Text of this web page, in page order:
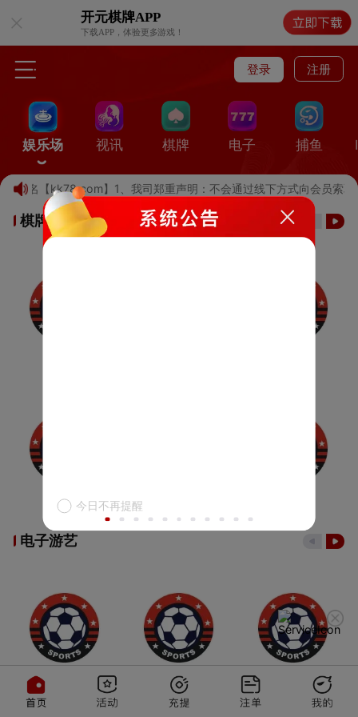
开元棋牌APP
下载APP，体验更多游戏！
登录 注册
娱乐场 视讯 棋牌 电子 捕鱼
域名【kk78.com】1、我司郑重声明：不会通过线下方式向会员索
棋牌游戏
电子游艺
今日不再提醒